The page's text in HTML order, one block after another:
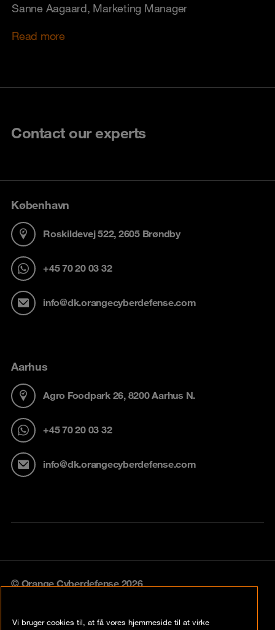
Sanne Aagaard, Marketing Manager
Read more
Contact our experts
København
Roskildevej 522, 2605 Brøndby
+45 70 20 03 32
info@dk.orangecyberdefense.com
Aarhus
Agro Foodpark 26, 8200 Aarhus N.
+45 70 20 03 32
info@dk.orangecyberdefense.com
© Orange Cyberdefense 2026
Privacy policy
Vi bruger cookies til, at få vores hjemmeside til at virke